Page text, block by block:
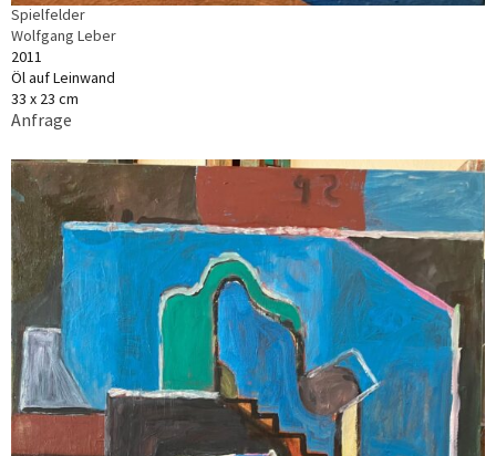
Spielfelder
Wolfgang Leber
2011
Öl auf Leinwand
33 x 23 cm
Anfrage